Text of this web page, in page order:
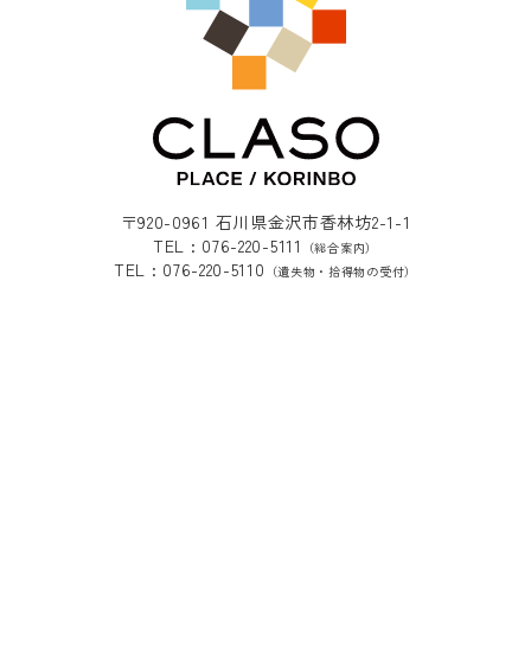
〒920-0961 石川県金沢市香林坊2-1-1
TEL : 076-220-5111
（総合案内）
TEL : 076-220-5110 （遺失物・拾得物の受付）